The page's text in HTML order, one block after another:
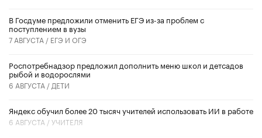
В Госдуме предложили отменить ЕГЭ из-за проблем с
поступлением в вузы
7 АВГУСТА / ЕГЭ И ОГЭ
Роспотребнадзор предложил дополнить меню школ и детсадов
рыбой и водорослями
6 АВГУСТА / ДЕТИ
​Яндекс обучил более 20 тысяч учителей использовать ИИ в работе
6 АВГУСТА /УЧИТЕЛЯ